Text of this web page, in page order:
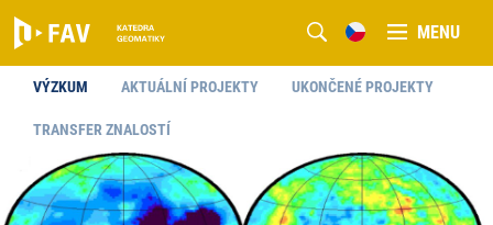
MENU
VÝZKUM AKTUÁLNÍ PROJEKTY UKONČENÉ PROJEKTY
TRANSFER ZNALOSTÍ